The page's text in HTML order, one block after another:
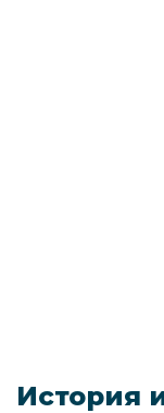
История